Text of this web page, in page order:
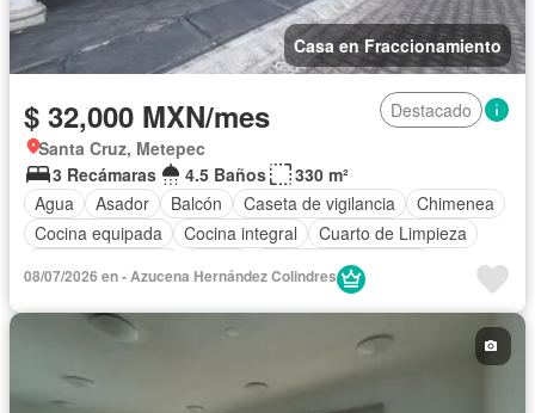
Casa en Fraccionamiento
$ 32,000 MXN/mes
Destacado
Santa Cruz, Metepec
3 Recámaras
4.5 Baños
330 m²
Agua
Asador Balcón Caseta de vigilancia
Chimenea
Cocina equipada
Cocina integral
Cuarto de Limpieza
Recámara con closet
Terraza
Permite mascotas
08/07/2026 en - Azucena Hernández Colindres